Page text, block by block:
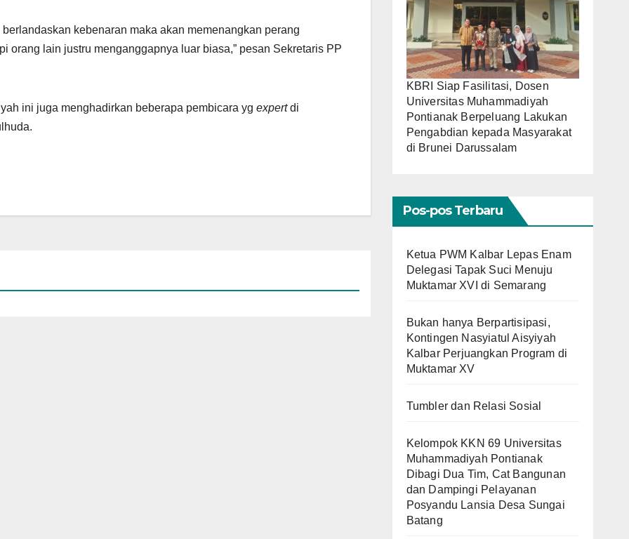
kebenaran maka akan memenangkan perang
orang lain justru menganggapnya luar biasa,” pesan Sekretaris PP
ini juga menghadirkan beberapa pembicara yg expertdi
KBRI Siap Fasilitasi, Dosen
Universitas Muhammadiyah
Pontianak Berpeluang Lakukan
Pengabdian kepada Masyarakat
di Brunei Darussalam
Pos-pos Terbaru
Ketua PWM Kalbar Lepas Enam
Delegasi Tapak Suci Menuju
Muktamar XVI di Semarang
Bukan hanya Berpartisipasi,
Kontingen Nasyiatul Aisyiyah
Kalbar Perjuangkan Program di
Muktamar XV
Tumbler dan Relasi Sosial
Kelompok KKN 69 Universitas
Muhammadiyah Pontianak
Dibagi Dua Tim, Cat Bangunan
dan Dampingi Pelayanan
Posyandu Lansia Desa Sungai
Batang